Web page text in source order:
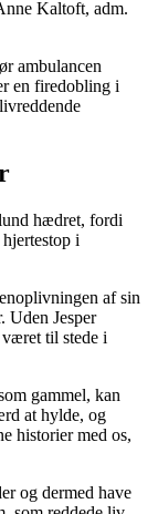
Kaltoft, adm.
ambulancen
en firedobling i
hædret, fordi
i
af sin
Uden Jesper
været til stede i
gammel, kan
at hylde, og
historier med os,
og dermed have